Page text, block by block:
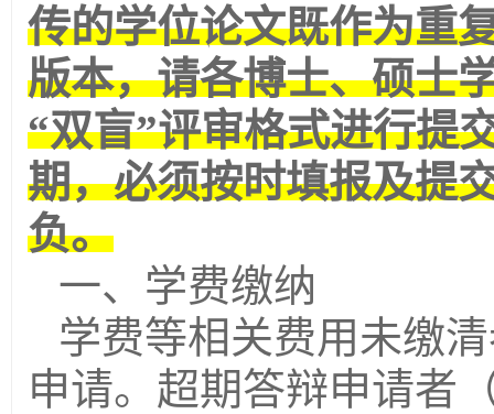
传的学位论文既作为重
版本，请各博士、硕士
“双盲”评审格式进行提
期，必须按时填报及提
负。
一、学费缴纳
学费等相关费用未缴
申请。超期答辩申请者